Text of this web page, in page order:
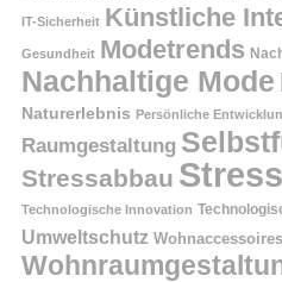
IT-Sicherheit Künstliche
Gesundheit Modetrends
Nachhaltige Mode
Naturerlebnis Persönliche
Raumgestaltung
Stressabbau
Technologische Innovation
Umweltschutz Wohnaccessoires